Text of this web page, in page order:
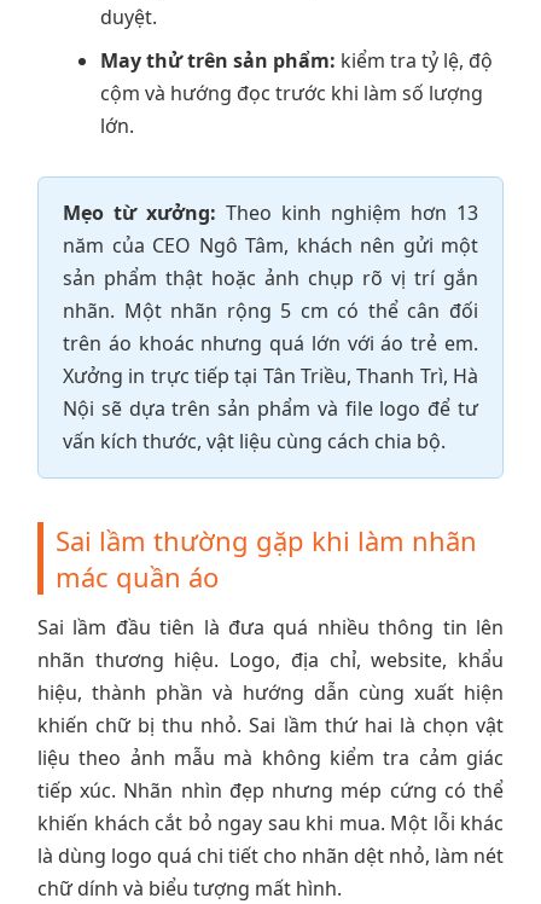
duyệt.
May thử trên sản phẩm: kiểm tra tỷ lệ, độ
cộm và hướng đọc trước khi làm số lượng
lớn.
Mẹo từ xưởng: Theo kinh nghiệm hơn 13
năm của CEO Ngô Tâm, khách nên gửi một
sản phẩm thật hoặc ảnh chụp rõ vị trí gắn
nhãn. Một nhãn rộng 5 cm có thể cân đối
trên áo khoác nhưng quá lớn với áo trẻ em.
Xưởng in trực tiếp tại Tân Triều, Thanh Trì, Hà
Nội sẽ dựa trên sản phẩm và file logo để tư
vấn kích thước, vật liệu cùng cách chia bộ.
Sai lầm thường gặp khi làm nhãn
mác quần áo
Sai lầm đầu tiên là đưa quá nhiều thông tin lên
nhãn thương hiệu. Logo, địa chỉ, website, khẩu
hiệu, thành phần và hướng dẫn cùng xuất hiện
khiến chữ bị thu nhỏ. Sai lầm thứ hai là chọn vật
liệu theo ảnh mẫu mà không kiểm tra cảm giác
tiếp xúc. Nhãn nhìn đẹp nhưng mép cứng có thể
khiến khách cắt bỏ ngay sau khi mua. Một lỗi khác
là dùng logo quá chi tiết cho nhãn dệt nhỏ, làm nét
chữ dính và biểu tượng mất hình.